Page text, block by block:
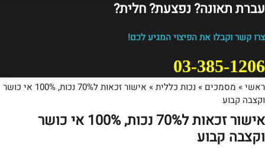
עברת תאונה? נפצעת? חלית?​
צרו קשר וקבלו את הפיצוי המגיע לכם!
03-385-1206
ראשי» מסמכים » נכות כללית»
אישור זכאות ל70% נכות, 100% אי כושר
וקצבה קבוע
אישור זכאות ל70% נכות, 100% אי כושר
וקצבה קבוע